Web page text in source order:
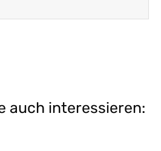
auch interessieren: